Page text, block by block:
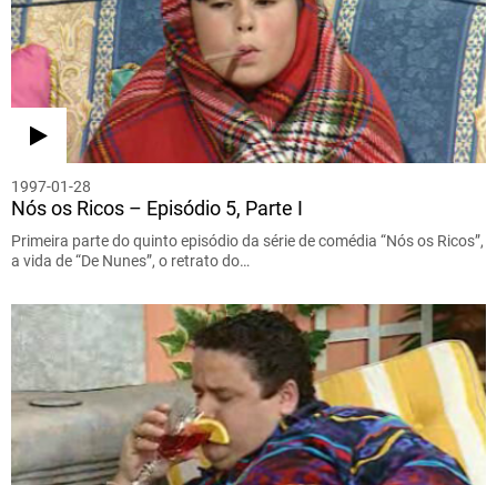
1997-01-28
Nós os Ricos – Episódio 5, Parte I
Primeira parte do quinto episódio da série de comédia “Nós os Ricos”,
a vida de “De Nunes”, o retrato do…